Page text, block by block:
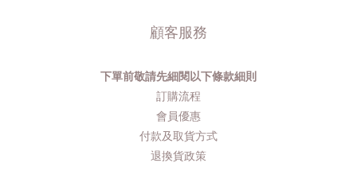
顧客服務
下單前敬請先細閱以下條款細則
訂購流程​
會員優惠
付款及取貨方式
退換貨政策